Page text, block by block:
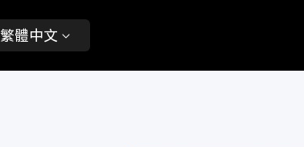
繁體中文